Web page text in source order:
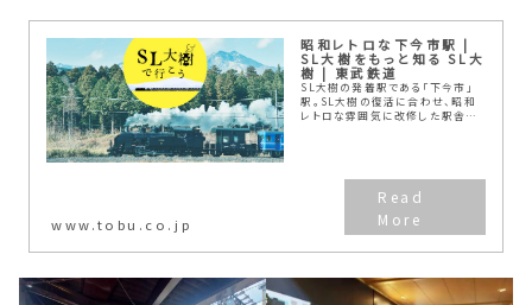
昭和レトロな下今市駅 |
SL大樹をもっと知る SL大
樹 | 東武鉄道
SL大樹の発着駅である「下今市」
駅。SL大樹の復活に合わせ、昭和
レトロな雰囲気に改修した駅舎に
www.tobu.co.jp